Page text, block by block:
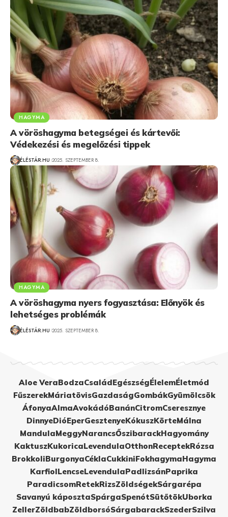
HAGYMA
A vöröshagyma betegségei és kártevői:
Védekezési és megelőzési tippek
ÉLÉSTÁR.HU 2025. SZEPTEMBER 8.
HAGYMA
A vöröshagyma nyers fogyasztása: Előnyök és
lehetséges problémák
ÉLÉSTÁR.HU 2025. SZEPTEMBER 8.
Aloe VeraBodzaCsaládEgészségÉlelemÉletmód
FűszerekMáriatövisGazdaságGombákGyümölcsök
ÁfonyaAlmaAvokádóBanánCitromCseresznye
DinnyeDióEperGesztenyeKókuszKörteMálna
MandulaMeggyNarancsŐszibarackHagyomány
KaktuszKukoricaLevendulaOtthonReceptekRózsa
BrokkoliBurgonyaCéklaCukkiniFokhagymaHagyma
KarfiolLencseLevendulaPadlizsánPaprika
ParadicsomRetekRizsZöldségekSárgarépa
Savanyú káposztaSpárgaSpenótSütőtökUborka
ZellerZöldbabZöldborsóSárgabarackSzederSzilva